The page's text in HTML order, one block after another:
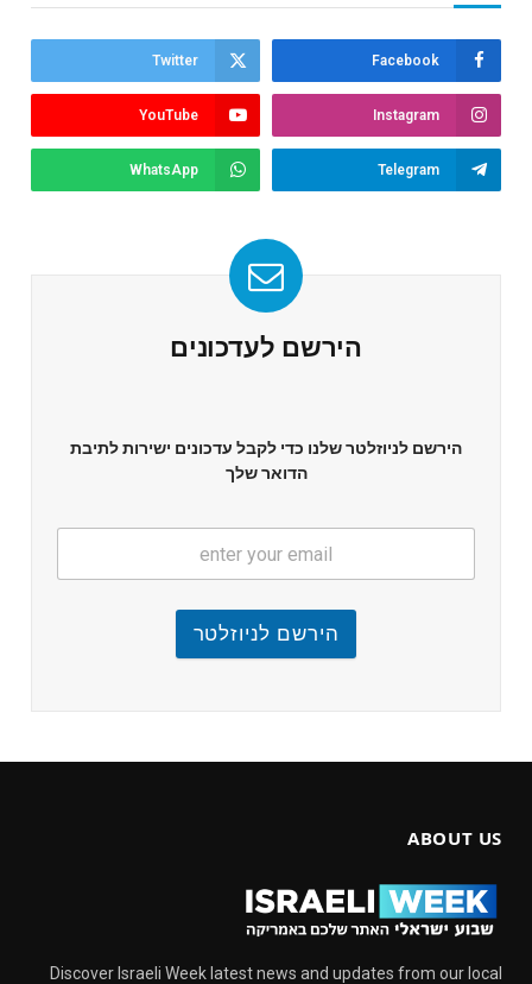
Facebook
Twitter
Instagram
YouTube
Telegram
WhatsApp
הירשם לעדכונים
הירשם לניוזלטר שלנו כדי לקבל עדכונים ישירות לתיבת
הדואר שלך
הירשם לניוזלטר
ABOUT US
Discover Israeli Week latest news and updates from our local